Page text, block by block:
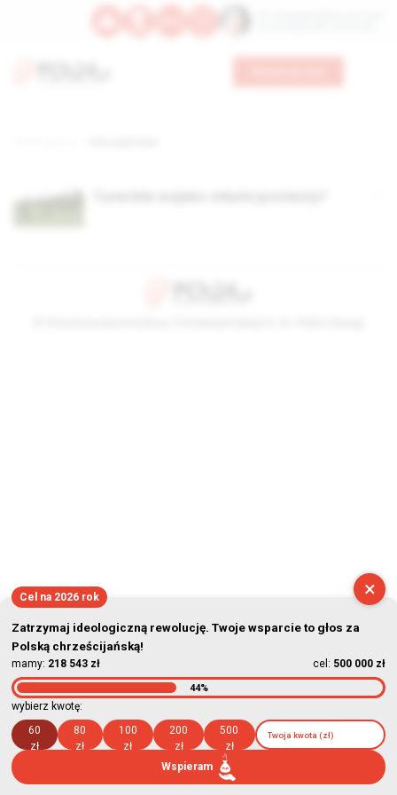
×
Cel na 2026 rok
Zatrzymaj ideologiczną rewolucję. Twoje wsparcie to głos za
Polską chrześcijańską!
mamy: 218 543 zł cel: 500 000 zł
44%
wybierz kwotę:
60
zł
80
zł
100
zł
200
zł
500
zł
Wspieram